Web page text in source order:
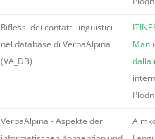
Riflessi dei contatti linguistici
nel database di VerbaAlpina
(VA_DB)
dalla
VerbaAlpina - Aspekte der